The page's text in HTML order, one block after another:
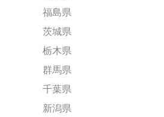
福島県
茨城県
栃木県
群馬県
千葉県
新潟県